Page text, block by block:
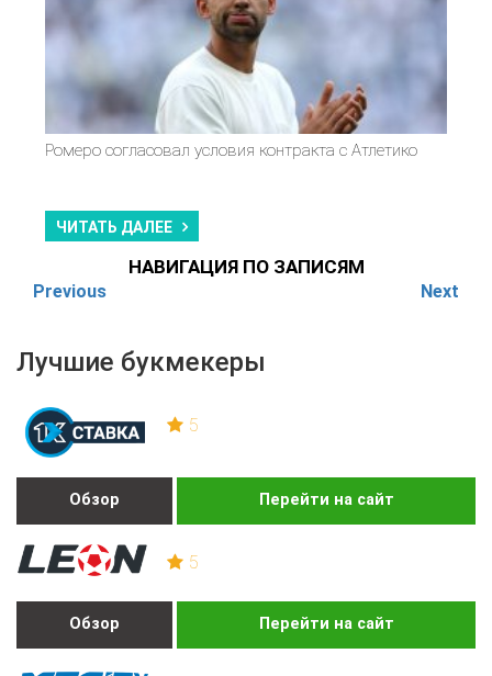
Лучшие букмекеры
5
Обзор Перейти на сайт
5
Обзор Перейти на сайт
Ромеро согласовал условия контракта с Атлетико
ЧИТАТЬ ДАЛЕЕ
НАВИГАЦИЯ ПО ЗАПИСЯМ
Previous Next